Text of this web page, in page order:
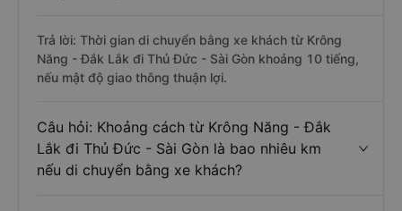
Trả lời: Thời gian di chuyển bằng xe khách từ Krông
Năng - Đắk Lắk đi Thủ Đức - Sài Gòn khoảng 10 tiếng,
nếu mật độ giao thông thuận lợi.
Câu hỏi: Khoảng cách từ Krông Năng - Đắk
Lắk đi Thủ Đức - Sài Gòn là bao nhiêu km
nếu di chuyển bằng xe khách?